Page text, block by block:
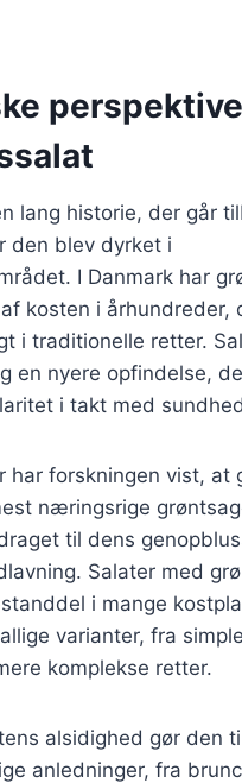
lang historie, der går
den blev dyrket i
I Danmark har
kosten i århundreder,
i traditionelle retter.
en nyere opfindelse,
i takt med
har forskningen vist, at
næringsrige
til dens
Salater med
i mange
varianter, fra simple
komplekse retter.
alsidighed gør den
anledninger, fra